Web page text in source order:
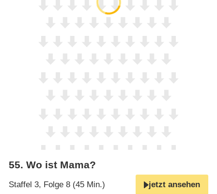
55. Wo ist Mama?
Staffel 3, Folge 8 (45 Min.) jetzt ansehen